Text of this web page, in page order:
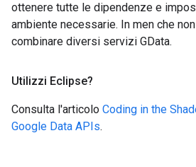
ottenere tutte le dipendenze e
ambiente necessarie. In men che
combinare diversi servizi GData.
Utilizzi Eclipse?
Consulta l'articolo Coding in the
Google Data APIs.